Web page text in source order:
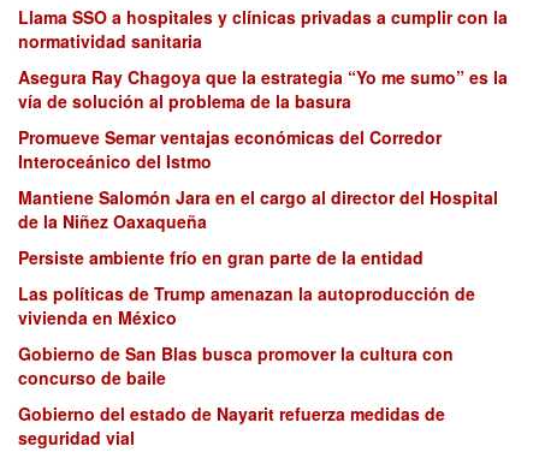
Llama SSO a hospitales y clínicas privadas a cumplir con la
normatividad sanitaria
Asegura Ray Chagoya que la estrategia “Yo me sumo” es la
vía de solución al problema de la basura
Promueve Semar ventajas económicas del Corredor
Interoceánico del Istmo
Mantiene Salomón Jara en el cargo al director del Hospital
de la Niñez Oaxaqueña
Persiste ambiente frío en gran parte de la entidad
Las políticas de Trump amenazan la autoproducción de
vivienda en México
Gobierno de San Blas busca promover la cultura con
concurso de baile
Gobierno del estado de Nayarit refuerza medidas de
seguridad vial